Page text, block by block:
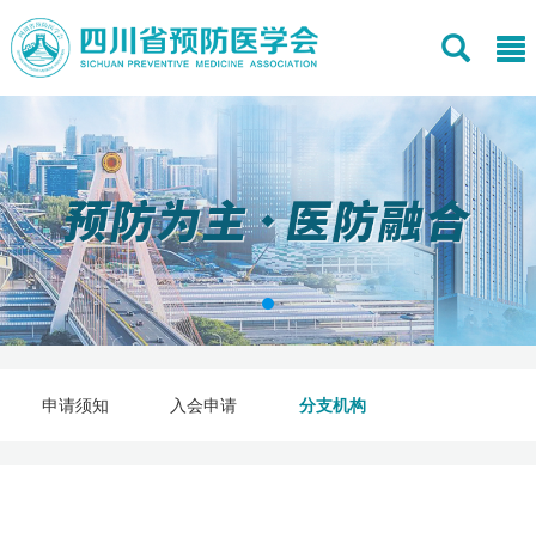
申请须知 入会申请 分支机构